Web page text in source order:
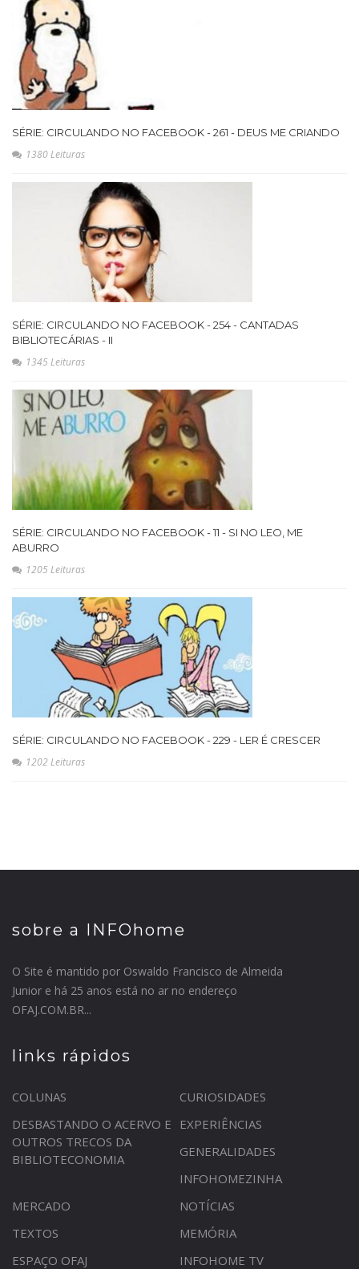
SÉRIE: CIRCULANDO NO FACEBOOK - 261 - DEUS ME CRIANDO
1380 Leituras
SÉRIE: CIRCULANDO NO FACEBOOK - 254 - CANTADAS
BIBLIOTECÁRIAS - II
1345 Leituras
SÉRIE: CIRCULANDO NO FACEBOOK - 11 - SI NO LEO, ME
ABURRO
1205 Leituras
SÉRIE: CIRCULANDO NO FACEBOOK - 229 - LER É CRESCER
1202 Leituras
sobre a INFOhome
O Site é mantido por Oswaldo Francisco de Almeida
Junior e há 25 anos está no ar no endereço
OFAJ.COM.BR...
links rápidos
COLUNAS
CURIOSIDADES
DESBASTANDO O ACERVO E
OUTROS TRECOS DA
BIBLIOTECONOMIA
EXPERIÊNCIAS
GENERALIDADES
INFOHOMEZINHA
MERCADO
NOTÍCIAS
TEXTOS
MEMÓRIA
ESPAÇO OFAJ
INFOHOME TV